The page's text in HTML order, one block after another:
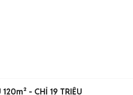
- CHỈ 19 TRIỆU